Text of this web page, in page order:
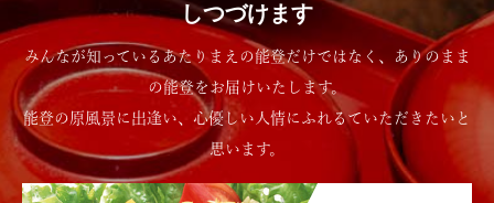
しつづけます
みんなが知っているあたりまえの能登だけではなく、ありのまま
の能登をお届けいたします。
能登の原風景に出逢い、心優しい人情にふれるていただきたいと
思います。